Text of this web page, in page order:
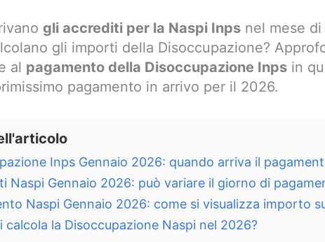
gli accrediti per la Naspi Inps nel mese
gli importi della Disoccupazione?
al pagamento della Disoccupazione Inps in
pagamento in arrivo per il 2026.
Inps Gennaio 2026: quando arriva il
Naspi Gennaio 2026: può variare il giorno di
Naspi Gennaio 2026: come si visualizza importo
calcola la Disoccupazione Naspi nel 2026?